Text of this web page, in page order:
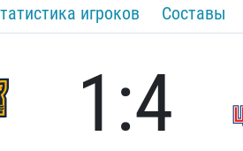
игроков Составы
1:4